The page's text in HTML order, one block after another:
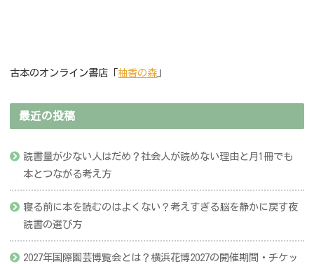
古本のオンライン書店「 柚香の森 」
最近の投稿
読書量が少ない人はだめ？社会人が読めない理由と月1冊でも
本とつながる考え方
寝る前に本を読むのはよくない？考えすぎる脳を静かに戻す夜
読書の選び方
2027年国際園芸博覧会とは？横浜花博2027の開催期間・チケッ